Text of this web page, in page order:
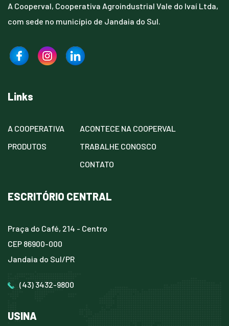
A Cooperval, Cooperativa Agroindustrial Vale do Ivaí Ltda,
com sede no município de Jandaia do Sul.
Links
A COOPERATIVA
PRODUTOS
ACONTECE NA COOPERVAL
TRABALHE CONOSCO
CONTATO
ESCRITÓRIO CENTRAL
Praça do Café, 214 - Centro
CEP 86900-000
Jandaia do Sul/PR
(43) 3432-9800
USINA